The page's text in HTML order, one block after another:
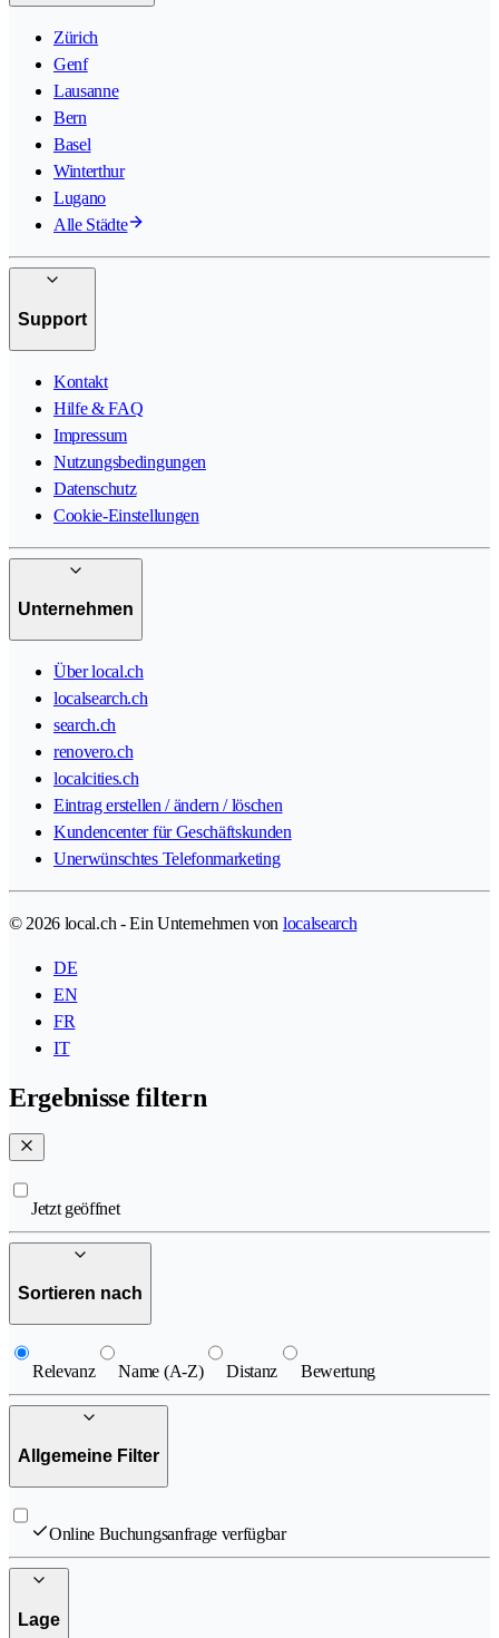
Zürich
Genf
Lausanne
Bern
Basel
Winterthur
Lugano
Alle Städte
Support
Kontakt
Hilfe & FAQ
Impressum
Nutzungsbedingungen
Datenschutz
Cookie-Einstellungen
Unternehmen
Über local.ch
localsearch.ch
search.ch
renovero.ch
localcities.ch
Eintrag erstellen / ändern / löschen
Kundencenter für Geschäftskunden
Unerwünschtes Telefonmarketing
© 2026 local.ch - Ein Unternehmen von localsearch
DE
EN
FR
IT
Ergebnisse filtern
Jetzt geöffnet
Sortieren nach
Relevanz Name (A-Z) Distanz Bewertung
Allgemeine Filter
Online Buchungsanfrage verfügbar
Lage